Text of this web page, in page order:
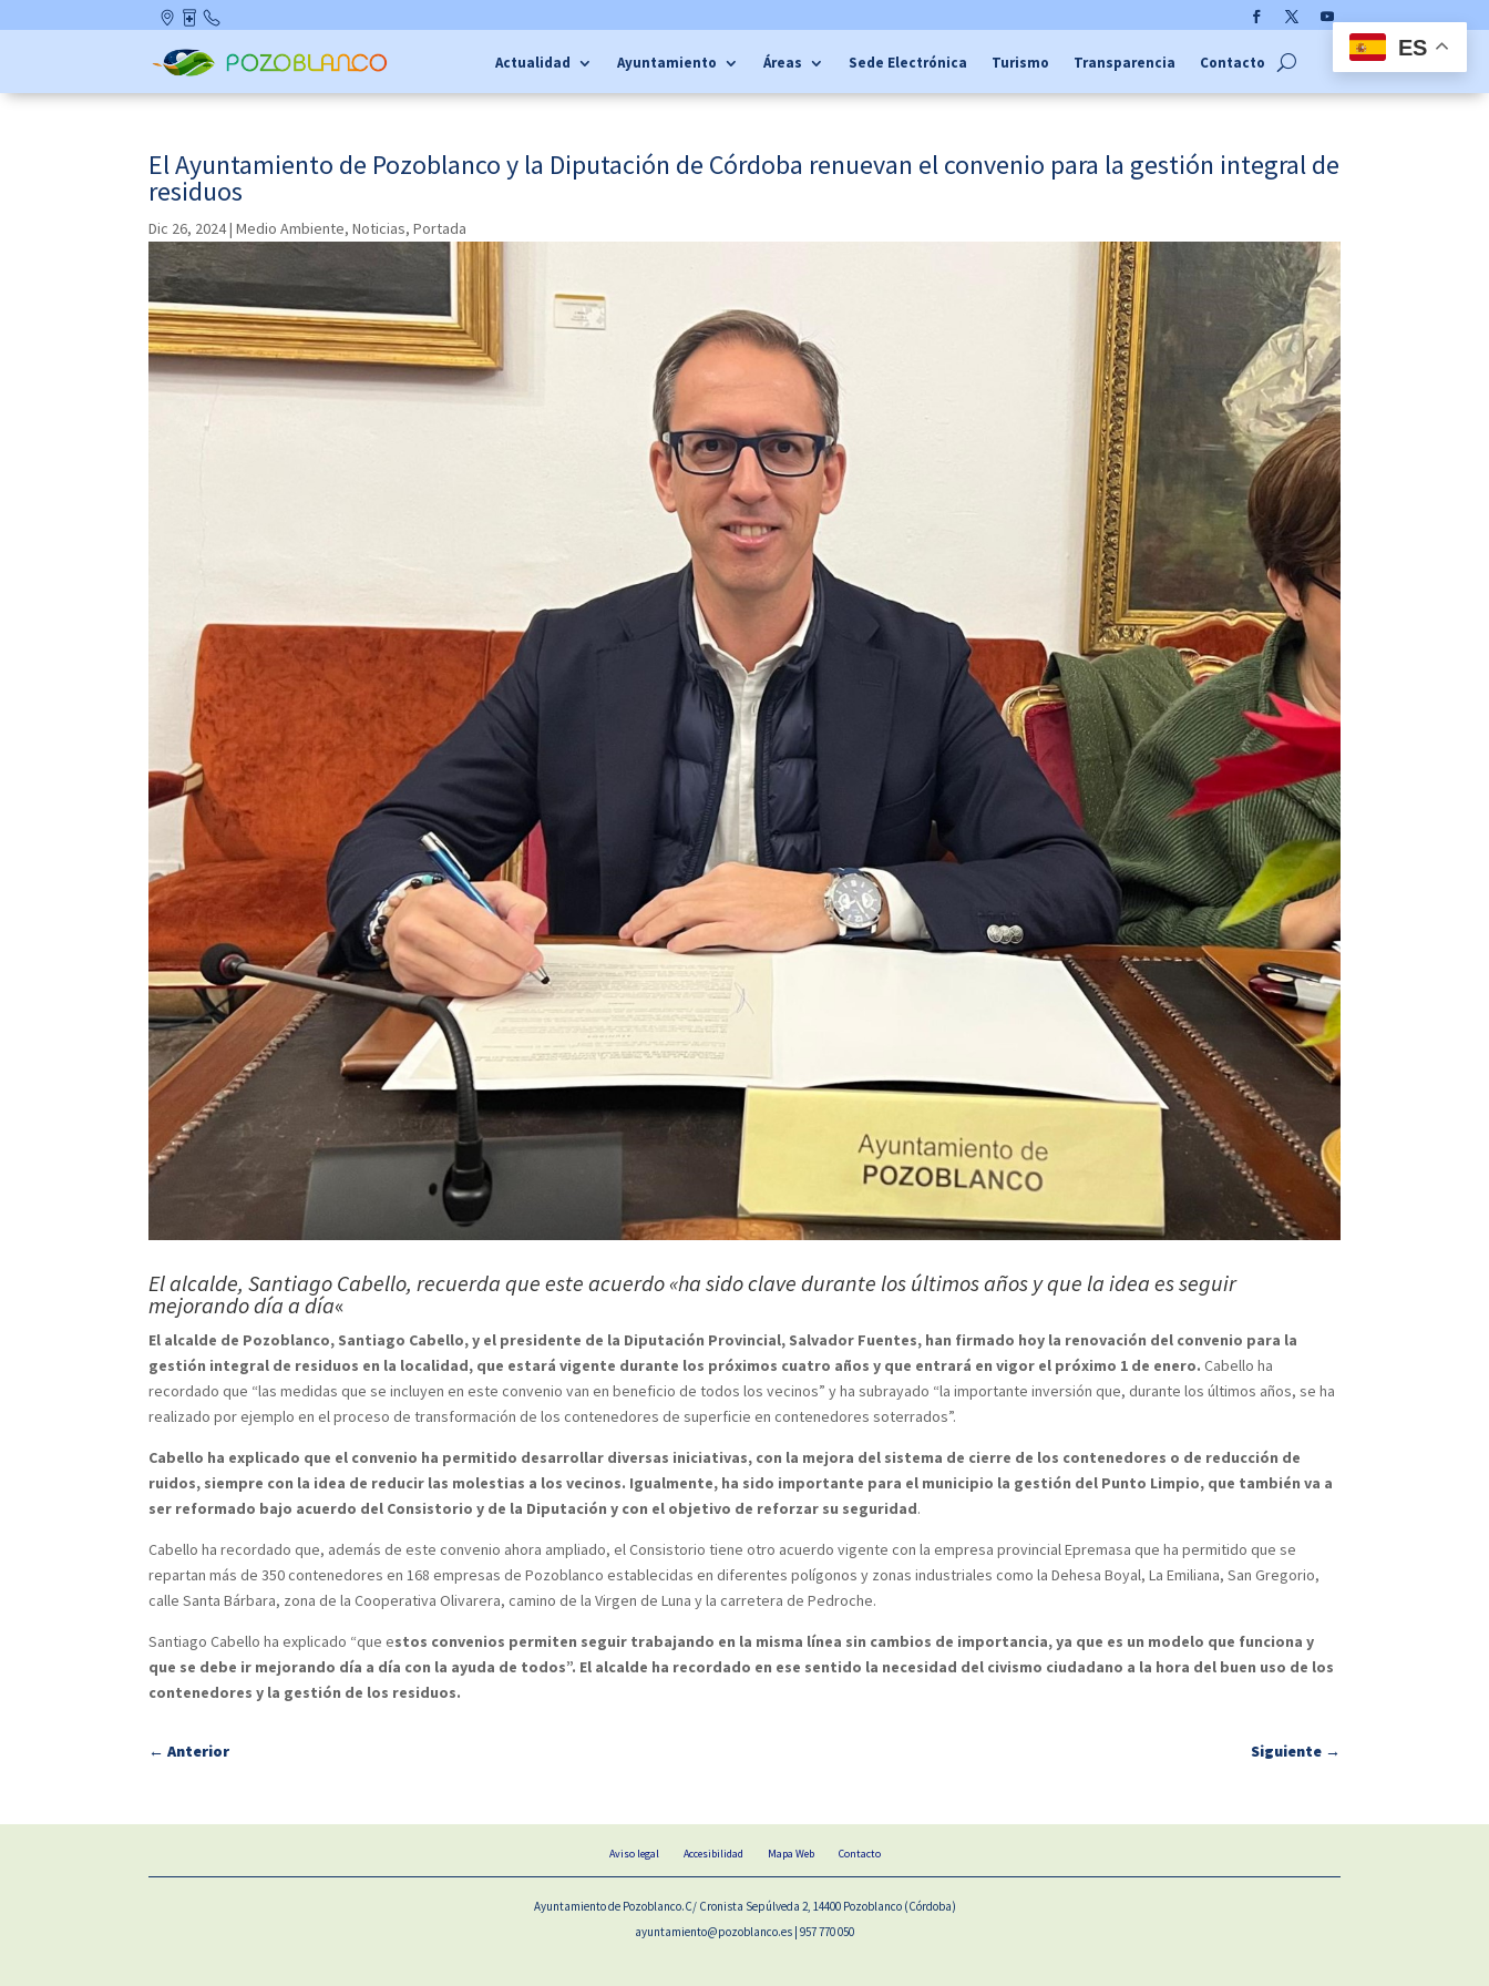
to
Ubicació
n
Farmaci
as de
Contact
o
YouTube
Actualidad
Ayuntamiento Áreas Sede Electrónica Turismo Transparencia Contacto
El Ayuntamiento de Pozoblanco y la Diputación de Córdoba renuevan el convenio para la gestión integral de
residuos
Dic 26, 2024|Medio Ambiente,Noticias,Portada
El alcalde, Santiago Cabello, recuerda que este acuerdo «ha sido clave durante los últimos años y que la idea es seguir
mejorando día a día«
El alcalde de Pozoblanco, Santiago Cabello, y el presidente de la Diputación Provincial, Salvador Fuentes, han firmado hoy la renovación del convenio para la
gestión integral de residuos en la localidad, que estará vigente durante los próximos cuatro años y que entrará en vigor el próximo 1 de enero. Cabello ha
recordado que “las medidas que se incluyen en este convenio van en beneficio de todos los vecinos” y ha subrayado “la importante inversión que, durante los últimos años, se ha
realizado por ejemplo en el proceso de transformación de los contenedores de superficie en contenedores soterrados”.
Cabello ha explicado que el convenio ha permitido desarrollar diversas iniciativas, con la mejora del sistema de cierre de los contenedores o de reducción de
ruidos, siempre con la idea de reducir las molestias a los vecinos. Igualmente, ha sido importante para el municipio la gestión del Punto Limpio, que también va a
ser reformado bajo acuerdo del Consistorio y de la Diputación y con el objetivo de reforzar su seguridad.
Cabello ha recordado que, además de este convenio ahora ampliado, el Consistorio tiene otro acuerdo vigente con la empresa provincial Epremasa que ha permitido que se
repartan más de 350 contenedores en 168 empresas de Pozoblanco establecidas en diferentes polígonos y zonas industriales como la Dehesa Boyal, La Emiliana, San Gregorio,
calle Santa Bárbara, zona de la Cooperativa Olivarera, camino de la Virgen de Luna y la carretera de Pedroche.
Santiago Cabello ha explicado “que estos convenios permiten seguir trabajando en la misma línea sin cambios de importancia, ya que es un modelo que funciona y
que se debe ir mejorando día a día con la ayuda de todos”. El alcalde ha recordado en ese sentido la necesidad del civismo ciudadano a la hora del buen uso de los
contenedores y la gestión de los residuos.
←Anterior Siguiente→
Aviso legal Accesibilidad Mapa Web Contacto
Ayuntamiento de Pozoblanco.C/ Cronista Sepúlveda 2, 14400 Pozoblanco (Córdoba)
ayuntamiento@pozoblanco.es | 957 770 050
ES